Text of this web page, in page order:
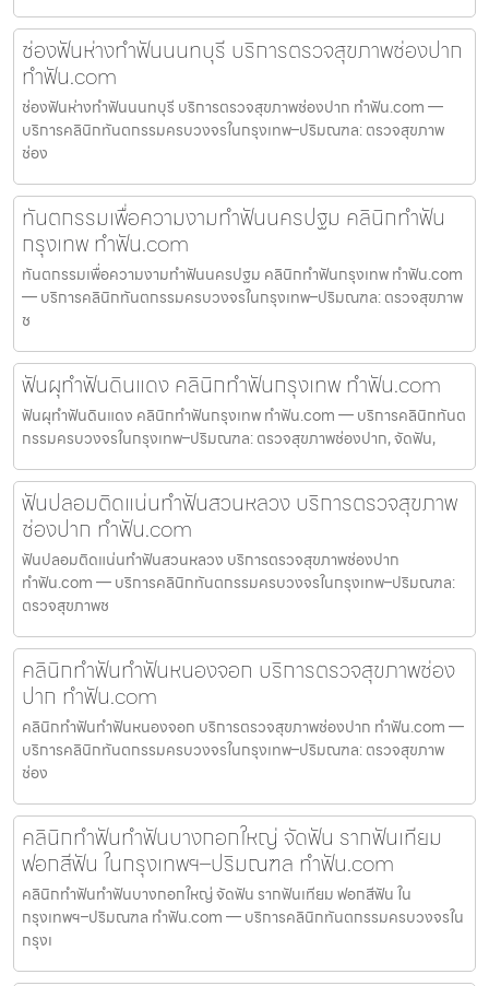
ช่องฟันห่างทำฟันนนทบุรี บริการตรวจสุขภาพช่องปาก
ทำฟัน.com
ช่องฟันห่างทำฟันนนทบุรี บริการตรวจสุขภาพช่องปาก ทำฟัน.com —
บริการคลินิกทันตกรรมครบวงจรในกรุงเทพ–ปริมณฑล: ตรวจสุขภาพ
ช่อง
ทันตกรรมเพื่อความงามทำฟันนครปฐม คลินิกทำฟัน
กรุงเทพ ทำฟัน.com
ทันตกรรมเพื่อความงามทำฟันนครปฐม คลินิกทำฟันกรุงเทพ ทำฟัน.com
— บริการคลินิกทันตกรรมครบวงจรในกรุงเทพ–ปริมณฑล: ตรวจสุขภาพ
ช
ฟันผุทำฟันดินแดง คลินิกทำฟันกรุงเทพ ทำฟัน.com
ฟันผุทำฟันดินแดง คลินิกทำฟันกรุงเทพ ทำฟัน.com — บริการคลินิกทันต
กรรมครบวงจรในกรุงเทพ–ปริมณฑล: ตรวจสุขภาพช่องปาก, จัดฟัน,
ฟันปลอมติดแน่นทำฟันสวนหลวง บริการตรวจสุขภาพ
ช่องปาก ทำฟัน.com
ฟันปลอมติดแน่นทำฟันสวนหลวง บริการตรวจสุขภาพช่องปาก
ทำฟัน.com — บริการคลินิกทันตกรรมครบวงจรในกรุงเทพ–ปริมณฑล:
ตรวจสุขภาพช
คลินิกทำฟันทำฟันหนองจอก บริการตรวจสุขภาพช่อง
ปาก ทำฟัน.com
คลินิกทำฟันทำฟันหนองจอก บริการตรวจสุขภาพช่องปาก ทำฟัน.com —
บริการคลินิกทันตกรรมครบวงจรในกรุงเทพ–ปริมณฑล: ตรวจสุขภาพ
ช่อง
คลินิกทำฟันทำฟันบางกอกใหญ่ จัดฟัน รากฟันเทียม
ฟอกสีฟัน ในกรุงเทพฯ–ปริมณฑล ทำฟัน.com
คลินิกทำฟันทำฟันบางกอกใหญ่ จัดฟัน รากฟันเทียม ฟอกสีฟัน ใน
กรุงเทพฯ–ปริมณฑล ทำฟัน.com — บริการคลินิกทันตกรรมครบวงจรใน
กรุงเ